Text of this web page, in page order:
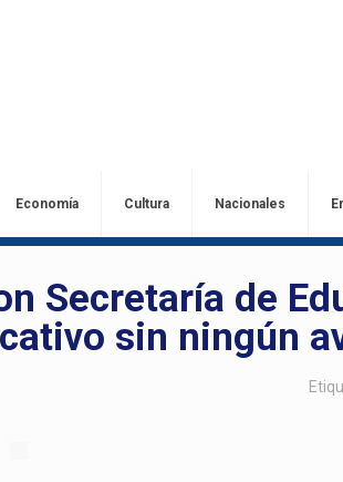
Economía Cultura Nacionales
Secretaría de
sin ningún